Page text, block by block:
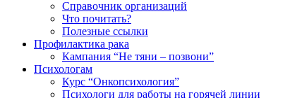
Справочник организаций
Что почитать?
Полезные ссылки
Профилактика рака
Кампания “Не тяни – позвони”
Психологам
Курс “Онкопсихология”
Психологи для работы на горячей линии